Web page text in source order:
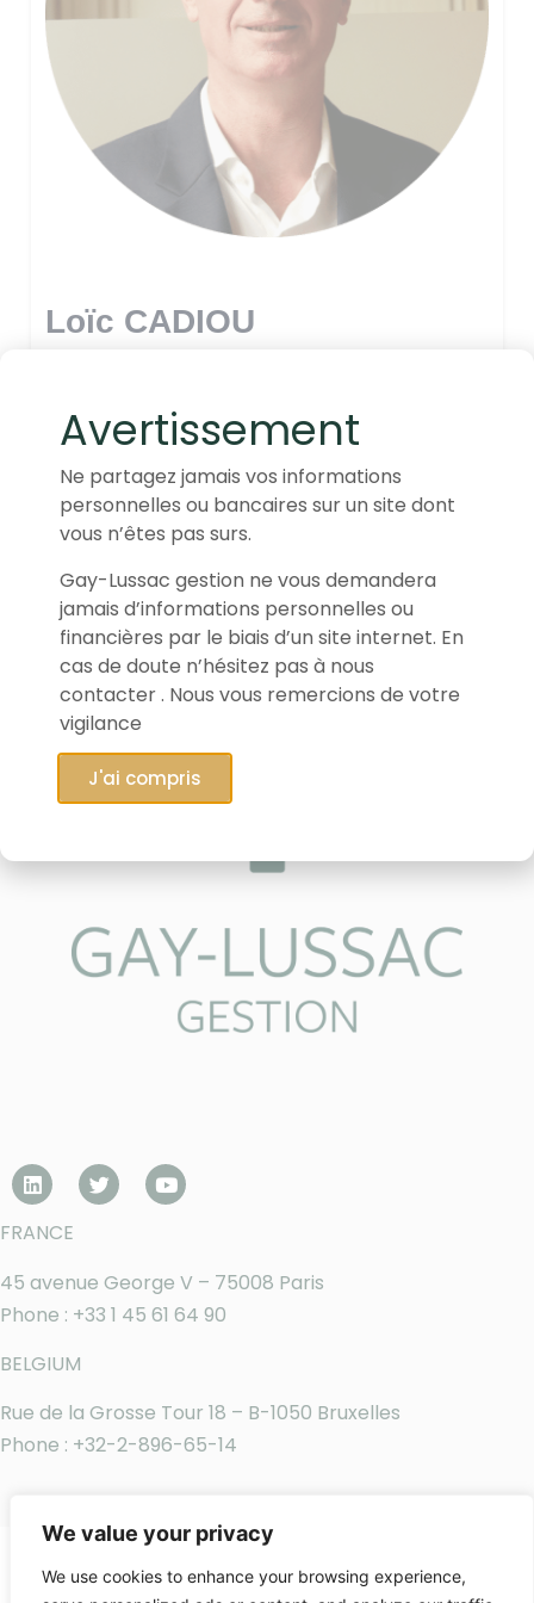
We value your privacy
We use cookies to enhance your browsing experience,
Loïc CADIOU
FRANCE
45 avenue George V – 75008 Paris
Phone : +33 1 45 61 64 90
BELGIUM
Rue de la Grosse Tour 18 – B-1050 Bruxelles
Phone : +32-2-896-65-14
Legal notice|Regulatory information|
Avertissement
Ne partagez jamais vos informations
personnelles ou bancaires sur un site dont
vous n’êtes pas surs.
Gay-Lussac gestion ne vous demandera
jamais d’informations personnelles ou
financières par le biais d’un site internet. En
cas de doute n’hésitez pas à nous
contacter . Nous vous remercions de votre
vigilance
J'ai compris